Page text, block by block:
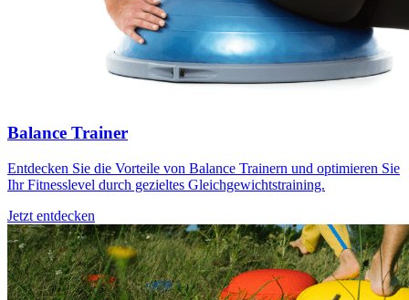
Balance Trainer
Entdecken Sie die Vorteile von Balance Trainern und optimieren Sie
Ihr Fitnesslevel durch gezieltes Gleichgewichtstraining.
Jetzt entdecken